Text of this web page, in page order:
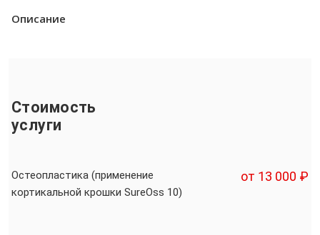
Описание
Стоимость
услуги
Остеопластика (применение
кортикальной крошки SureOss 10)
от 13 000 ₽